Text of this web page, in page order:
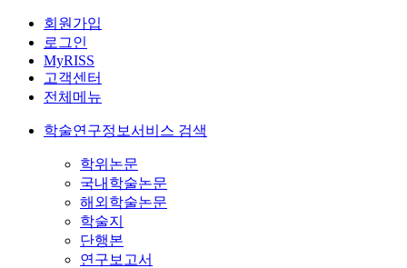
회원가입
로그인
MyRISS
고객센터
전체메뉴
학술연구정보서비스 검색
학위논문
국내학술논문
해외학술논문
학술지
단행본
연구보고서